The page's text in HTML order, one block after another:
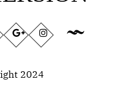
2024